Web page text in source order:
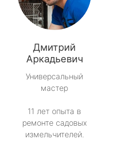
Дмитрий
Аркадьевич
Универсальный
мастер
11 лет опыта в
ремонте садовых
измельчителей.